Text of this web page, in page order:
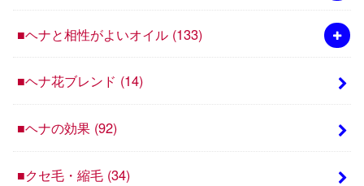
■ヘナと相性がよいオイル (133)
■ヘナ花ブレンド (14)
■ヘナの効果 (92)
■クセ毛・縮毛 (34)